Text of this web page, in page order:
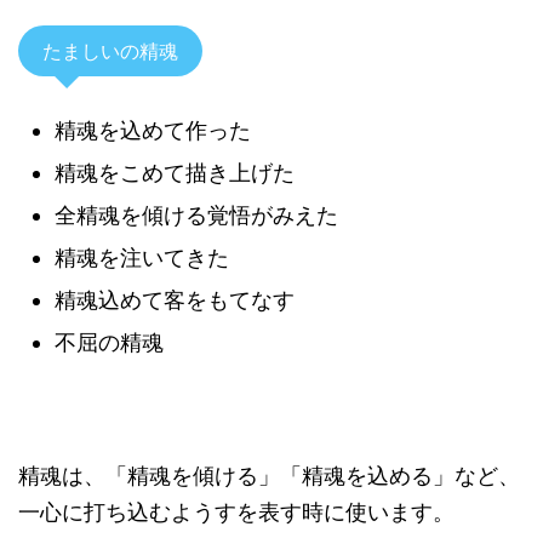
たましいの精魂
精魂を込めて作った
精魂をこめて描き上げた
全精魂を傾ける覚悟がみえた
精魂を注いてきた
精魂込めて客をもてなす
不屈の精魂
精魂は、「精魂を傾ける」「精魂を込める」など、
一心に打ち込むようすを表す時に使います。